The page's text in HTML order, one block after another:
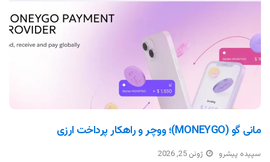
مانی گو (MONEYGO)؛ ووچر و راهکار پرداخت ارزی
سپیده پیشرو ژوئن 25, 2026